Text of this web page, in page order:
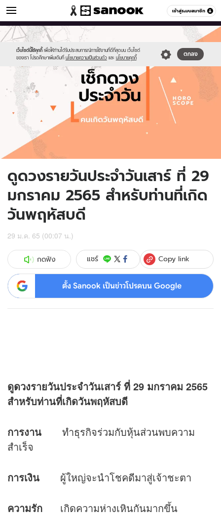
เข้าสู่ระบบสมาชิก
ดูดวง หมวดอื่นๆ
เว็บไซต์นี้ใช้คุกกี้ เพื่อให้ท่านได้รับประสบการณ์การใช้งานที่ดีที่สุดบน เว็บไซต์
ของเรา โปรดศึกษาเพิ่มเติมที่ นโยบายความเป็นส่วนตัว และ นโยบายคุกกี้
ตกลง
Sanook
//s.isanook.com/sr/0/images/logo-
new-
sanook.png
600
60
//s.isanook.com/ho/0/ud/fxd/day/daily-
horoscope-
thursday.jpg
ดูดวงรายวันประจำวันเสาร์ ที่ 29
มกราคม 2565 สำหรับท่านที่เกิด
วันพฤหัสบดี
29 ม.ค. 65 (00:07 น.)
กดฟัง แชร์ Copy link
ตั้ง Sanook เป็นข่าวโปรดบน Google
ดูดวงรายวันประจำวันเสาร์ ที่ 29 มกราคม 2565
สำหรับท่านที่เกิดวันพฤหัสบดี
การงาน ทำธุรกิจร่วมกับหุ้นส่วนพบความ
สำเร็จ
การเงิน ผู้ใหญ่จะนำโชคดีมาสู่เจ้าชะตา
ความรัก เกิดความห่างเหินกันมากขึ้น